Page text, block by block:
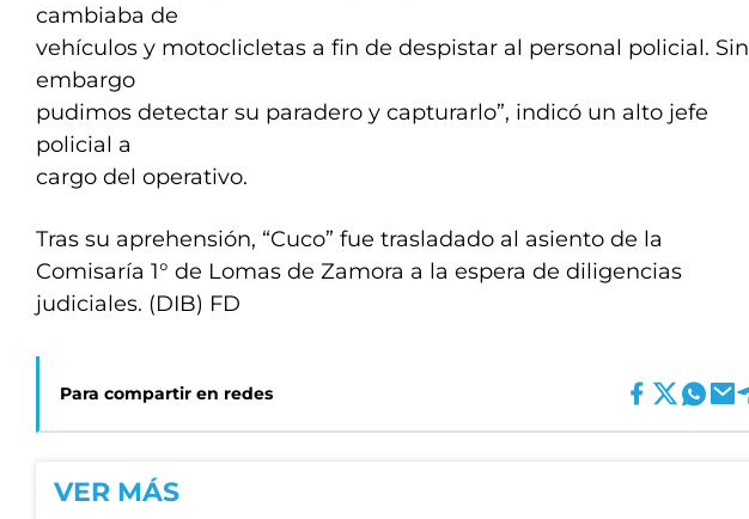
cambiaba de
vehículos y motoclicletas a fin de despistar al personal policial. Sin
embargo
pudimos detectar su paradero y capturarlo”, indicó un alto jefe
policial a
cargo del operativo.
Tras su aprehensión, “Cuco” fue trasladado al asiento de la
Comisaría 1° de Lomas de Zamora a la espera de diligencias
judiciales. (DIB) FD
Para compartir en redes
VER MÁS